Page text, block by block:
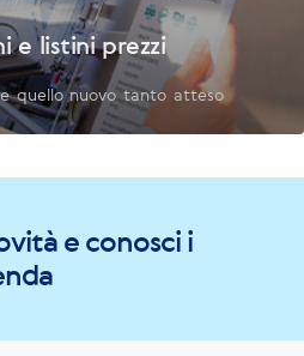
e listini prezzi
quello nuovo tanto atteso
e conosci i